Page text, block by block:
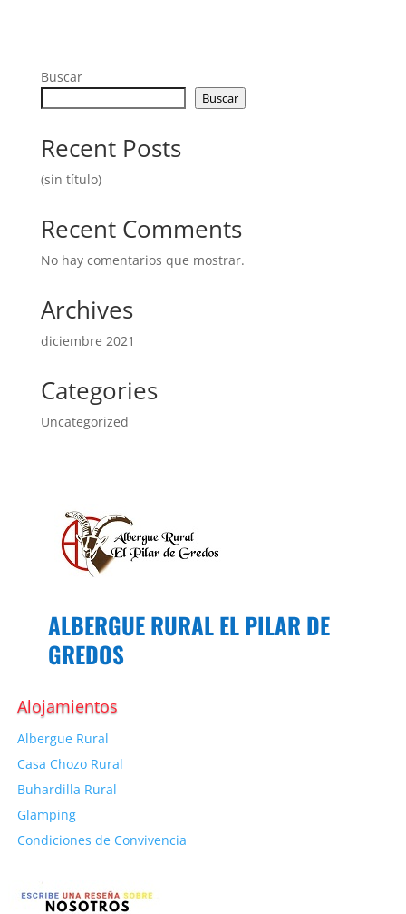
Buscar
Buscar
Recent Posts
(sin título)
Recent Comments
No hay comentarios que mostrar.
Archives
diciembre 2021
Categories
Uncategorized
ALBERGUE RURAL EL PILAR DE
GREDOS
Alojamientos
Albergue Rural
Casa Chozo Rural
Buhardilla Rural
Glamping
Condiciones de Convivencia